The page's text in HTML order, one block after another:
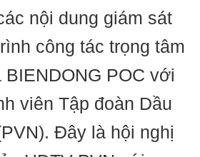
nội dung giám sát
công tác trọng tâm
BIENDONG POC với
viên Tập đoàn Dầu
Đây là hội nghị